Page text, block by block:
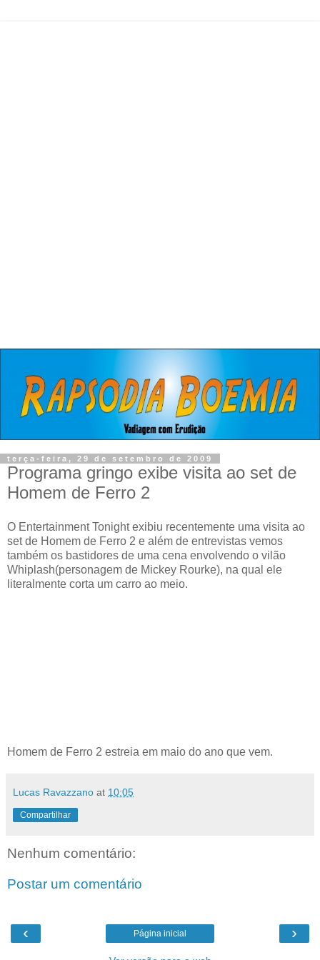
terça-feira, 29 de setembro de 2009
Programa gringo exibe visita ao set de
Homem de Ferro 2
O Entertainment Tonight exibiu recentemente uma visita ao
set de Homem de Ferro 2 e além de entrevistas vemos
também os bastidores de uma cena envolvendo o vilão
Whiplash(personagem de Mickey Rourke), na qual ele
literalmente corta um carro ao meio.
Homem de Ferro 2 estreia em maio do ano que vem.
Lucas Ravazzano at 10:05
Compartilhar
Nenhum comentário:
Postar um comentário
‹ ›
Página inicial